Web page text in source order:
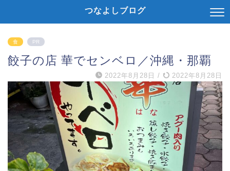
つなよしブログ
食 PR
餃子の店 華でセンベロ／沖縄・那覇
2022年8月28日 / 2022年8月28日